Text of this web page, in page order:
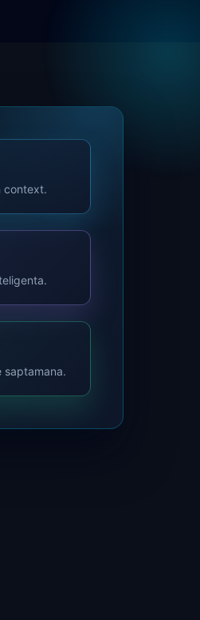
context.
saptamana.